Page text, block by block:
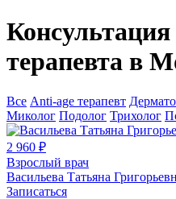
терапевта в
Все Anti-age терапевт
Миколог Подолог Трихолог
2 960 ₽
Взрослый врач
Васильева Татьяна
Записаться